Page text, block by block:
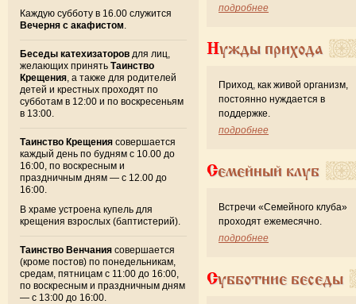
Каждую субботу в 16.00 служится
Вечерня с акафистом
Беседы катехизаторов для лиц,
желающих принять Таинство
Крещения , а также для родителей
детей и крестных проходят по
субботам в 12:00 и по воскресеньям
в 13:00.
Таинство Крещения совершается
каждый день по будням с 10.00 до
16:00, по воскресным и
праздничным дням — с 12.00 до
16:00.
В храме устроена купель для
крещения взрослых (баптистерий).
Таинство Венчания совершается
(кроме постов) по понедельникам,
средам, пятницам с 11:00 до 16:00,
по воскресным и праздничным дням
— с 13:00 до 16:00.
подробнее
Нужды прихода
Приход, как живой организм,
постоянно нуждается в
поддержке.
подробнее
Семейный клуб
Встречи «Семейного клуба»
проходят ежемесячно.
подробнее
Субботние беседы